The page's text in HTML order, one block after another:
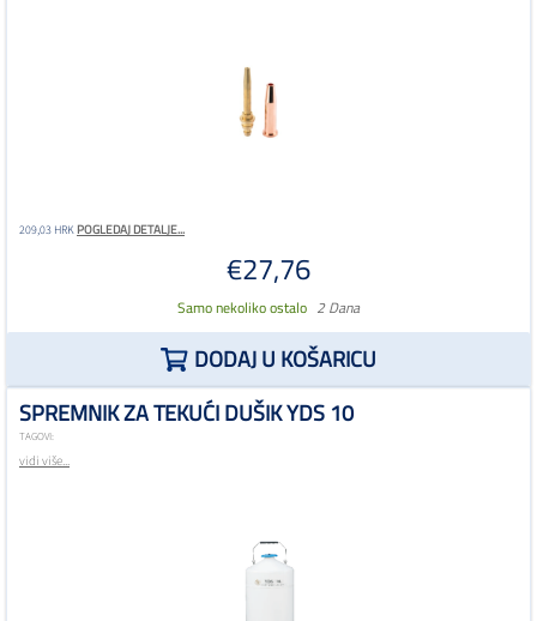
209,03 HRKPOGLEDAJ DETALJE...
€27,76
Samo nekoliko ostalo 2 Dana
DODAJ U KOŠARICU
SPREMNIK ZA TEKUĆI DUŠIK YDS 10
TAGOVI:
vidi više...